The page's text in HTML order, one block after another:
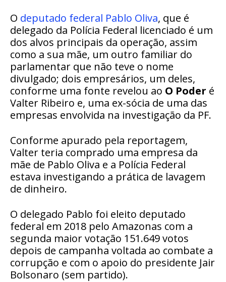
O deputado federal Pablo Oliva, que é
delegado da Polícia Federal licenciado é um
dos alvos principais da operação, assim
como a sua mãe, um outro familiar do
parlamentar que não teve o nome
divulgado; dois empresários, um deles,
conforme uma fonte revelou ao O Poder é
Valter Ribeiro e, uma ex-sócia de uma das
empresas envolvida na investigação da PF.
Conforme apurado pela reportagem,
Valter teria comprado uma empresa da
mãe de Pablo Oliva e a Polícia Federal
estava investigando a prática de lavagem
de dinheiro.
O delegado Pablo foi eleito deputado
federal em 2018 pelo Amazonas com a
segunda maior votação 151.649 votos
depois de campanha voltada ao combate a
corrupção e com o apoio do presidente Jair
Bolsonaro (sem partido).